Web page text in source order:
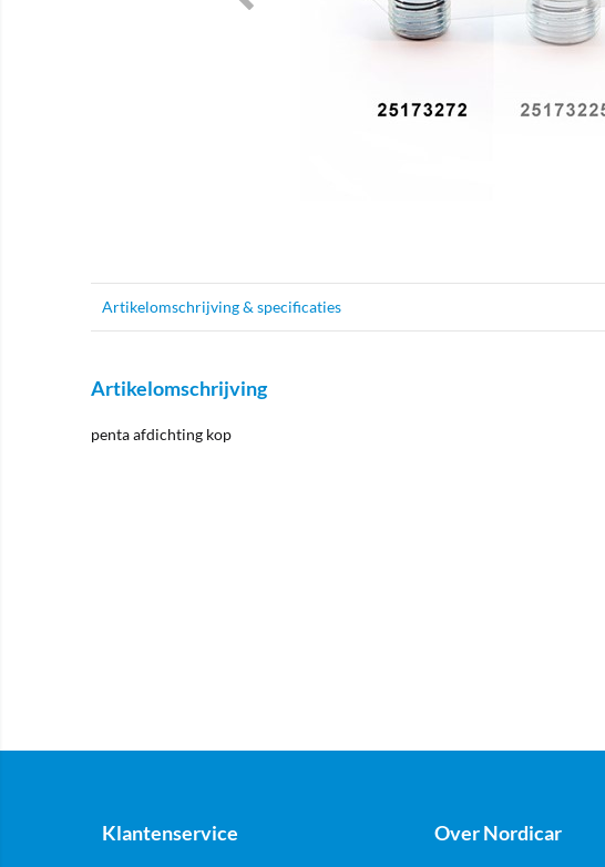
Artikelomschrijving & specificaties
Artikelomschrijving
penta afdichting kop
Klantenservice Over Nordicar